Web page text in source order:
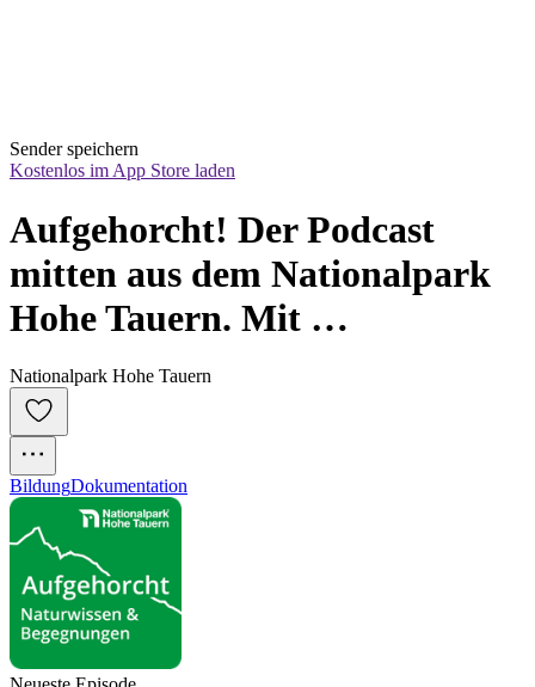
Sender speichern
Kostenlos im App Store laden
Aufgehorcht! Der Podcast
mitten aus dem Nationalpark
Hohe Tauern. Mit
faszinierendem Naturwissen,
Begegnungen und besonderen
Klängen
Nationalpark Hohe Tauern
BildungDokumentation